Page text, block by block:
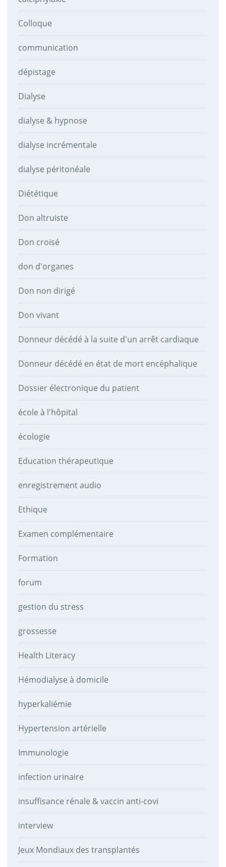
Colloque
communication
dépistage
Dialyse
dialyse & hypnose
dialyse incrémentale
dialyse péritonéale
Diététique
Don altruiste
Don croisé
don d'organes
Don non dirigé
Don vivant
Donneur décédé à la suite d'un arrêt cardiaque
Donneur décédé en état de mort encéphalique
Dossier électronique du patient
école à l'hôpital
écologie
Education thérapeutique
enregistrement audio
Ethique
Examen complémentaire
Formation
forum
gestion du stress
grossesse
Health Literacy
Hémodialyse à domicile
hyperkaliémie
Hypertension artérielle
Immunologie
infection urinaire
insuffisance rénale & vaccin anti-covi
interview
Jeux Mondiaux des transplantés